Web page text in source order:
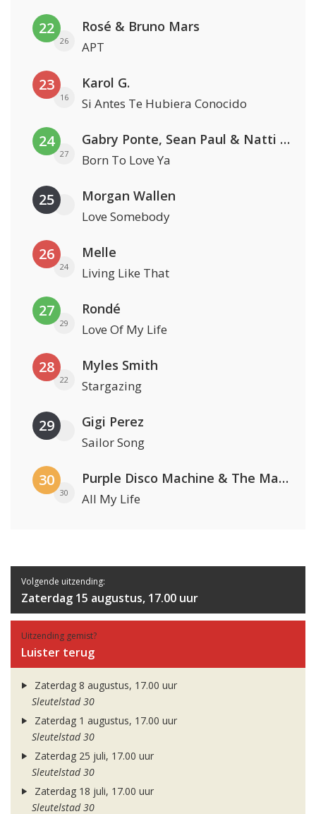
22
26
Rosé & Bruno Mars
APT
23
16
Karol G.
Si Antes Te Hubiera Conocido
24
27
Gabry Ponte, Sean Paul & Natti Natasha
Born To Love Ya
25 Morgan Wallen
Love Somebody
26
24
Melle
Living Like That
27
29
Rondé
Love Of My Life
28
22
Myles Smith
Stargazing
29 Gigi Perez
Sailor Song
30
30
Purple Disco Machine & The Magician
All My Life
Volgende uitzending:
Zaterdag 15 augustus, 17.00 uur
Uitzending gemist?
Luister terug
Zaterdag 8 augustus, 17.00 uur
Sleutelstad 30
Zaterdag 1 augustus, 17.00 uur
Sleutelstad 30
Zaterdag 25 juli, 17.00 uur
Sleutelstad 30
Zaterdag 18 juli, 17.00 uur
Sleutelstad 30